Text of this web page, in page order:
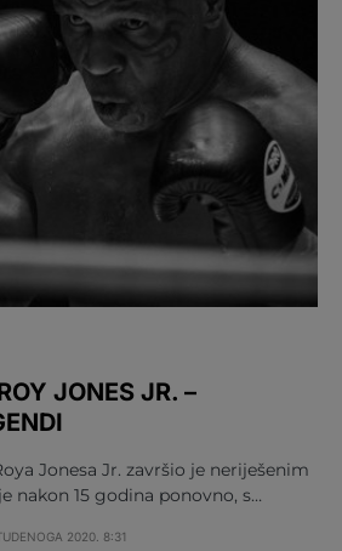
JONES JR. –
Jonesa Jr. završio je neriješenim
nakon 15 godina ponovno, s…
2020. 8:31